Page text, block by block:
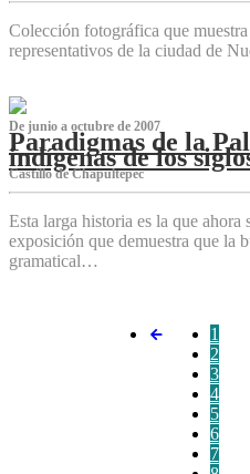
Colección fotográfica que
representativos de la ciudad de
De junio a octubre de 2007
Paradigmas de la
indígenas de los
Castillo de Chapultepec
Esta larga historia es la que ahora
exposición que demuestra que la
gramatical…
1
2
3
4
5
6
7